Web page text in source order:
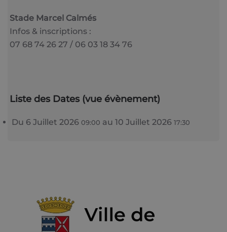
Stade Marcel Calmés
Infos & inscriptions :
07 68 74 26 27 / 06 03 18 34 76
Liste des Dates (vue évènement)
Du 6 Juillet 2026 09:00 au 10 Juillet 2026 17:30